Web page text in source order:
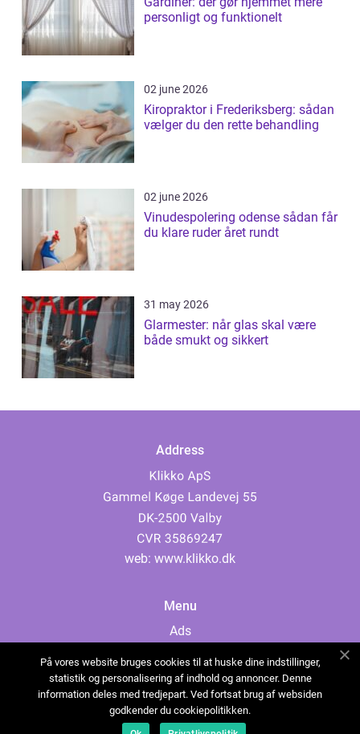
personligt og funktionelt
02 june 2026
Kiropraktor i Frederiksberg: sådan
vælger du den rette behandling
02 june 2026
Vinudespolering odense sådan får
du klare ruder året rundt
31 may 2026
Glarmester: når glas skal være
både smukt og sikkert
Address
web: www.klikko.dk
Menu
Ads
Cookies
Contact
Sitemap
På vores website bruges cookies til at huske dine indstillinger,
statistik og personalisering af indhold og annoncer. Denne
information deles med tredjepart. Ved fortsat brug af websiden
godkender du cookiepolitikken.